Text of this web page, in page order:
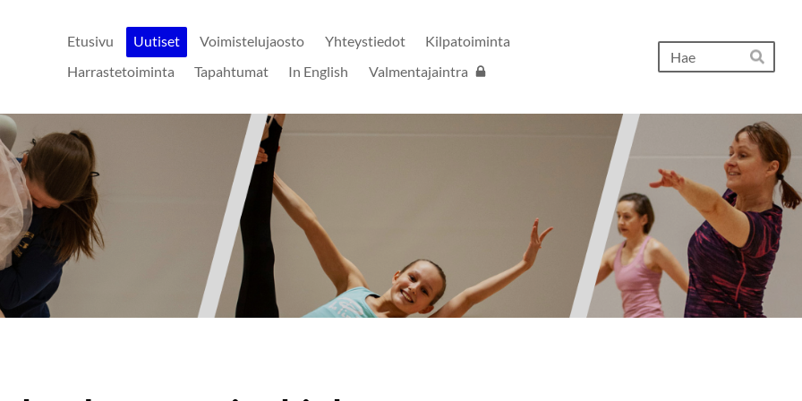
Etusivu Uutiset Voimistelujaosto Yhteystiedot
Kilpatoiminta
Harrastetoiminta
Tapahtumat In English Valmentajaintra Hae